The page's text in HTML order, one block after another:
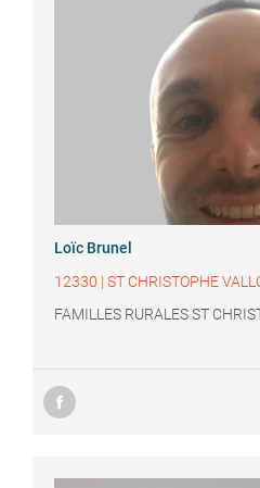
Loïc Brunel
12330 | ST CHRISTOPHE
FAMILLES RURALES ST